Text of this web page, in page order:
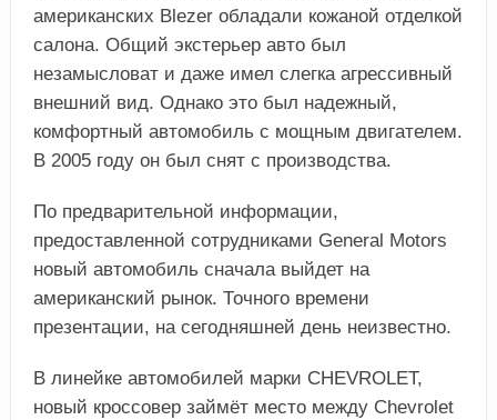
американских Blezer обладали кожаной отделкой
салона. Общий экстерьер авто был
незамысловат и даже имел слегка агрессивный
внешний вид. Однако это был надежный,
комфортный автомобиль с мощным двигателем.
В 2005 году он был снят с производства.
По предварительной информации,
предоставленной сотрудниками General Mоtors
новый автомобиль сначала выйдет на
американский рынок. Точного времени
презентации, на сегодняшней день неизвестно.
В линейке автомобилей марки СHEVROLЕT,
новый кроссовер займёт место между Chevrolet